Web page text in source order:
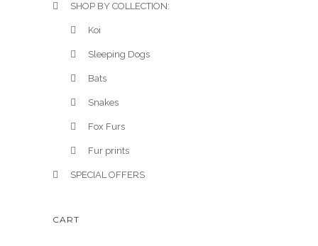
SHOP BY COLLECTION:
Koi
Sleeping Dogs
Bats
Snakes
Fox Furs
Fur prints
SPECIAL OFFERS
CART